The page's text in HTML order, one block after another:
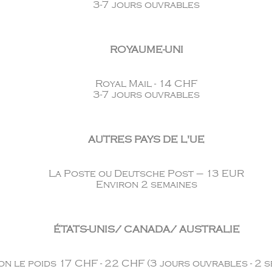
3-7 jours ouvrables
ROYAUME-UNI
Royal Mail - 14 CHF
3-7 jours ouvrables
AUTRES PAYS DE L'UE
La Poste ou Deutsche Post – 13 EUR
Environ 2 semaines
ÉTATS-UNIS/ CANADA/ AUSTRALIE
le poids 17 CHF - 22 CHF (3 jours ouvrables - 2